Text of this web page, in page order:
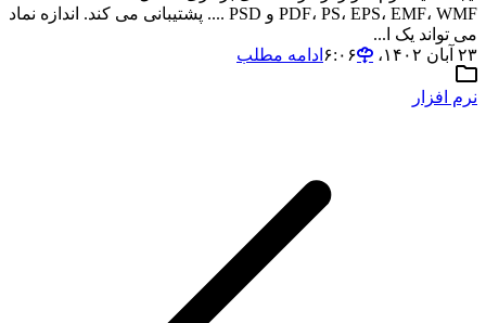
PDF، PS، EPS، EMF، WMF و PSD .... پشتیبانی می کند. اندازه نماد
می تواند یک ا...
۲۳ آبان ۱۴۰۲،‏ ۶:۰۶
ادامه مطلب
نرم افزار